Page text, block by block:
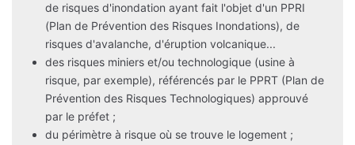
de risques d'inondation ayant fait l'objet d'un PPRI
(Plan de Prévention des Risques Inondations), de
risques d'avalanche, d'éruption volcanique...
des risques miniers et/ou technologique (usine à
risque, par exemple), référencés par le PPRT (Plan de
Prévention des Risques Technologiques) approuvé
par le préfet ;
du périmètre à risque où se trouve le logement ;